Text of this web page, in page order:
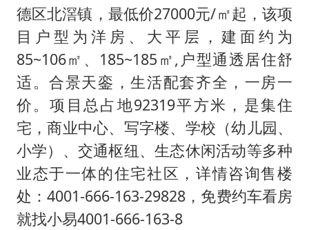
国乒连续两站无缘冠军
5万小车卖不动 微型代步车集体遇冷
科创50指数跌幅扩大至2%
周星驰妈妈现身香港首映礼
白海豚路径图
56岁刘奕君跟13岁女儿合跳
大疆错失宇树
从科技创新看开局起步的时与势
德区北滘镇，最低价27000元/㎡起，该项
目户型为洋房、大平层，建面约为
85~106㎡、185~185㎡,户型通透居住舒
适。合景天銮，生活配套齐全，一房一
价。项目总占地92319平方米，是集住
宅，商业中心、写字楼、学校（幼儿园、
小学）、交通枢纽、生态休闲活动等多种
业态于一体的住宅社区，详情咨询售楼
处：4001-666-163-29828，免费约车看房
就找小易4001-666-163-8